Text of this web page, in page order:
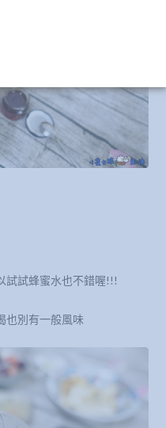
試試蜂蜜水也不錯喔!!!
也別有一般風味